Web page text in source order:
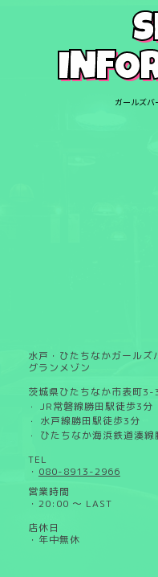
ガールズバ
水戸・ひたちなかガールズ
グランメゾン
茨城県ひたちなか市表町
・ JR常磐線勝田駅徒歩3分
・ 水戸線勝田駅徒歩3分
・
ひたちなか海浜鉄道湊
TEL
・ 080-8913-2966
営業時間
・20:00 ～ LAST
店休日
・年中無休